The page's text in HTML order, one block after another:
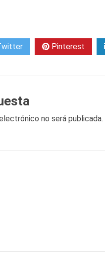
Pinterest
no será publicada.